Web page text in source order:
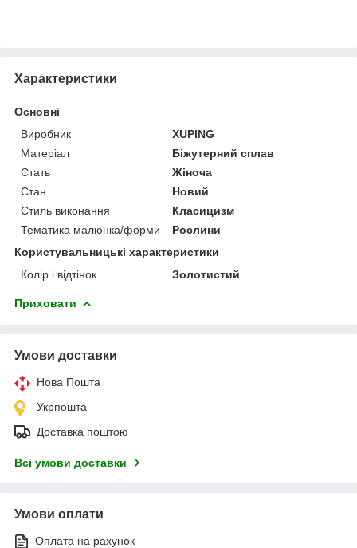
Характеристики
Основні
Виробник
XUPING
Матеріал
Біжутерний сплав
Стать
Жіноча
Стан
Новий
Стиль виконання
Класицизм
Тематика малюнка/форми
Рослини
Користувальницькі характеристики
Колір і відтінок
Золотистий
Приховати
Умови доставки
Нова Пошта
Укрпошта
Доставка поштою
Всі умови доставки
Умови оплати
Оплата на рахунок